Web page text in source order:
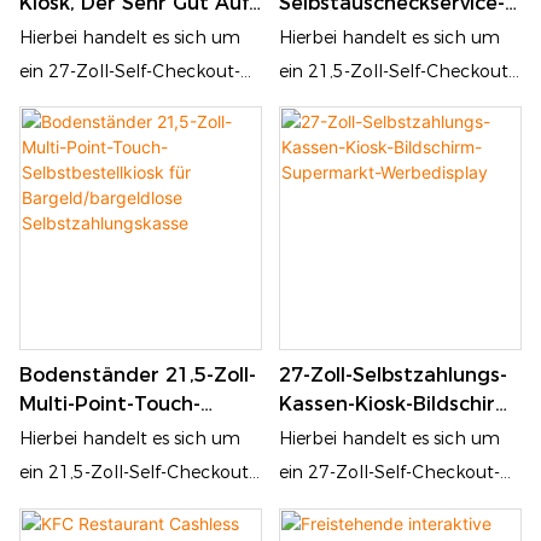
und einen POS-Automaten
verwenden können, um
selbst zu bezahlen. Dies wird
dazu beitragen, die Wartezeit
zu verkürzen und die
Automatisierung und
Effizienz zu steigern
können. Dies wird dazu
beitragen, die Wartezeit zu
verkürzen und die Effizienz
zu steigern
Den QR-Scanner Für
Kreditkarten Reagiert
Hierbei handelt es sich um
ein 27-Zoll-Self-Checkout-
Terminal, das für die
Gastronomie und den
Einzelhandel konzipiert ist.
Es ist mit einem
Touchscreen und einem QR-
bezahlen und Anfragen
stellen können. Dieses
Selbstbedienungsgerät
verbessert die Effizienz der
Auftragsabwicklung, verkürzt
Auftrags-Zahlungs-
Kiosk-Touch Screen Für
Hierbei handelt es sich um
ein 21,5-Zoll-Self-Checkout-
Terminal, das für die
Gastronomie und den
Einzelhandel konzipiert ist.
bezahlen und Anfragen
stellen können. Dieses
Selbstbedienungsgerät
verbessert die Effizienz der
Auftragsabwicklung, verkürzt
Bodenständer 21,5-Zoll-
Multi-Point-Touch-
Selbstbestellkiosk Für
Bargeld/bargeldlose
Hierbei handelt es sich um
ein 21,5-Zoll-Self-Checkout-
Terminal, das für die
27-Zoll-Selbstzahlungs-
Kassen-Kiosk-Bildschirm-
Supermarkt-
Werbedisplay
Hierbei handelt es sich um
ein 27-Zoll-Self-Checkout-
Terminal, das für die